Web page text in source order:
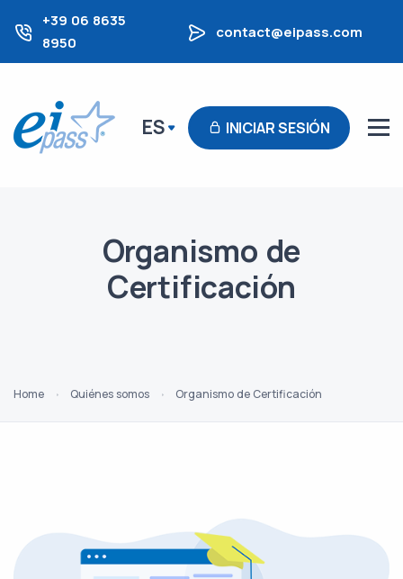
+39 06 8635
8950
contact@eipass.com
ES INICIAR SESIÓN
Organismo de
Certificación
Home Quiénes somos Organismo de Certificación